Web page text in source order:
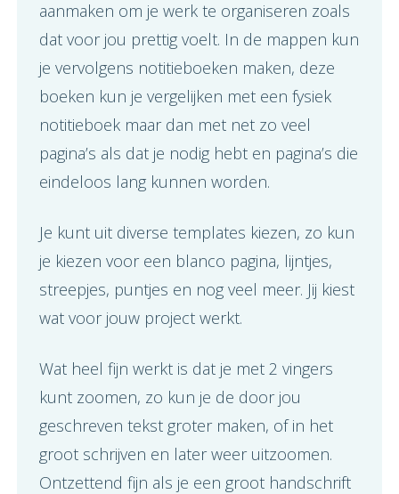
aanmaken om je werk te organiseren zoals
dat voor jou prettig voelt. In de mappen kun
je vervolgens notitieboeken maken, deze
boeken kun je vergelijken met een fysiek
notitieboek maar dan met net zo veel
pagina’s als dat je nodig hebt en pagina’s die
eindeloos lang kunnen worden.
Je kunt uit diverse templates kiezen, zo kun
je kiezen voor een blanco pagina, lijntjes,
streepjes, puntjes en nog veel meer. Jij kiest
wat voor jouw project werkt.
Wat heel fijn werkt is dat je met 2 vingers
kunt zoomen, zo kun je de door jou
geschreven tekst groter maken, of in het
groot schrijven en later weer uitzoomen.
Ontzettend fijn als je een groot handschrift